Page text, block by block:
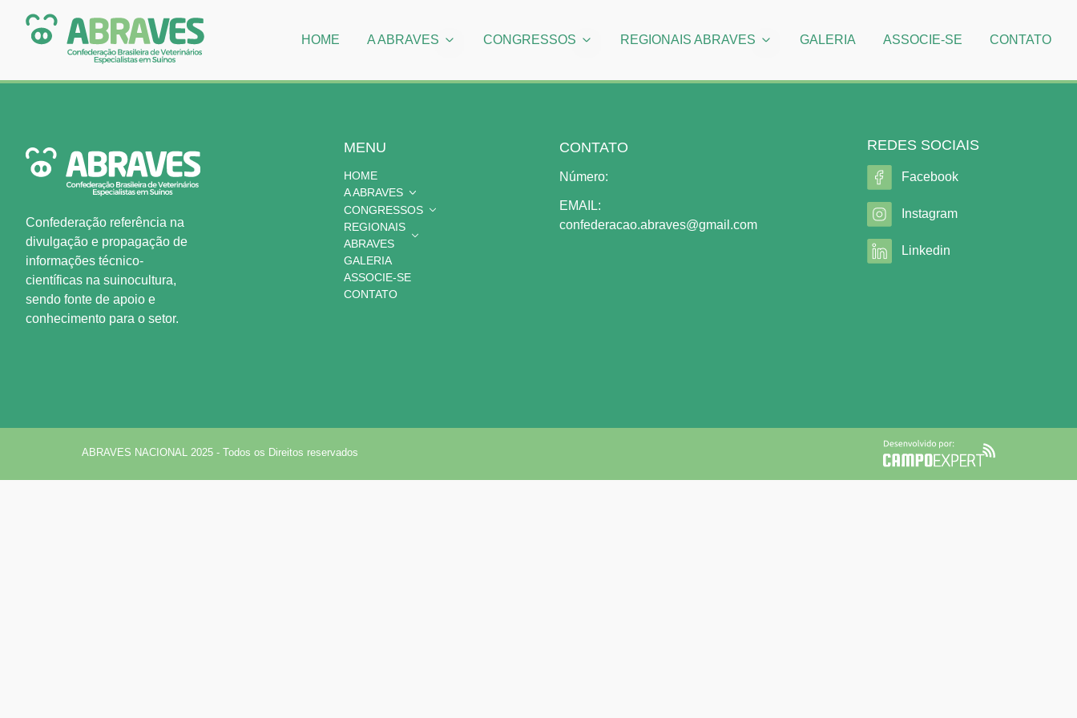
HOME A ABRAVES CONGRESSOS REGIONAIS ABRAVES GALERIA ASSOCIE-SE CONTATO
Confederação referência na
divulgação e propagação de
informações técnico-
científicas na suinocultura,
sendo fonte de apoio e
conhecimento para o setor.
MENU
HOME
A ABRAVES
CONGRESSOS
REGIONAIS
ABRAVES
GALERIA
ASSOCIE-SE
CONTATO
CONTATO
Número:
EMAIL:
confederacao.abraves@gmail.com
REDES SOCIAIS
Facebook
Instagram
Linkedin
ABRAVES NACIONAL 2025 - Todos os Direitos reservados